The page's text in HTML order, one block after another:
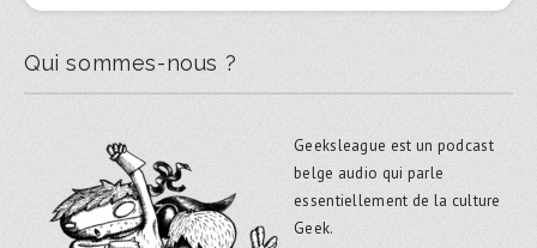
Qui sommes-nous ?
Geeksleague est un podcast
belge audio qui parle
essentiellement de la culture
Geek.